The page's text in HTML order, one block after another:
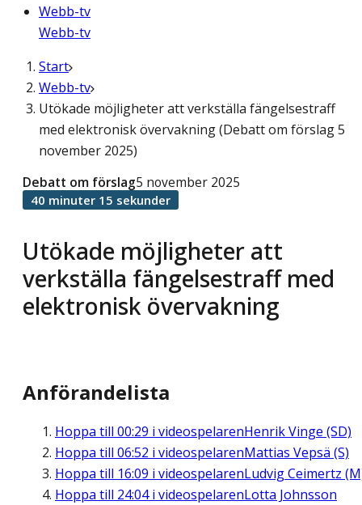
Webb-tv
Webb-tv
Start
Webb-tv
Utökade möjligheter att verkställa fängelsestraff
med elektronisk övervakning (Debatt om förslag 5
november 2025)
Utökade möjligheter att
verkställa fängelsestraff med
elektronisk övervakning
Debatt om förslag5 november 2025
40 minuter 15 sekunder
Anförandelista
Hoppa till 00:29 i videospelarenHenrik Vinge (SD)
Hoppa till 06:52 i videospelarenMattias Vepsä (S)
Hoppa till 16:09 i videospelarenLudvig Ceimertz
Hoppa till 24:04i videospelarenLotta Johnsson